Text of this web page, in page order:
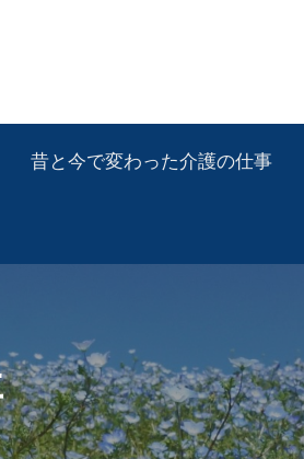
昔と今で変わった介護の仕事